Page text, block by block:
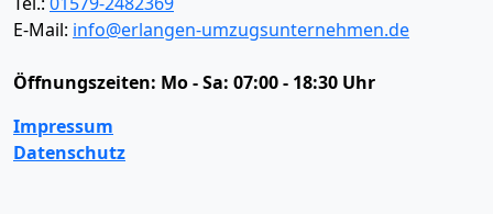
E-Mail: info@erlangen-umzugsunternehmen.de
Öffnungszeiten: Mo - Sa: 07:00 - 18:30 Uhr
Impressum
Datenschutz